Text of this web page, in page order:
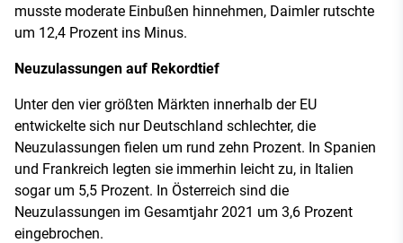
musste moderate Einbußen hinnehmen, Daimler rutschte
um 12,4 Prozent ins Minus.
Neuzulassungen auf Rekordtief
Unter den vier größten Märkten innerhalb der EU
entwickelte sich nur Deutschland schlechter, die
Neuzulassungen fielen um rund zehn Prozent. In Spanien
und Frankreich legten sie immerhin leicht zu, in Italien
sogar um 5,5 Prozent. In Österreich sind die
Neuzulassungen im Gesamtjahr 2021 um 3,6 Prozent
eingebrochen.